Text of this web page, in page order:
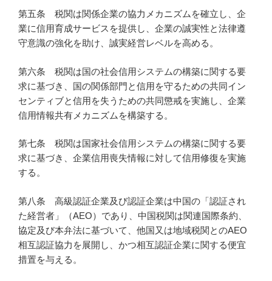
第五条 税関は関係企業の協力メカニズムを確立し、企
業に信用育成サービスを提供し、企業の誠実性と法律遵
守意識の強化を助け、誠実経営レベルを高める。
第六条 税関は国の社会信用システムの構築に関する要
求に基づき、国の関係部門と信用を守るための共同イン
センティブと信用を失うための共同懲戒を実施し、企業
信用情報共有メカニズムを構築する。
第七条 税関は国家社会信用システムの構築に関する要
求に基づき、企業信用喪失情報に対して信用修復を実施
する。
第八条 高級認証企業及び認証企業は中国の「認証され
た経営者」（AEO）であり、中国税関は関連国際条約、
協定及び本弁法に基づいて、他国又は地域税関とのAEO
相互認証協力を展開し、かつ相互認証企業に関する便宜
措置を与える。